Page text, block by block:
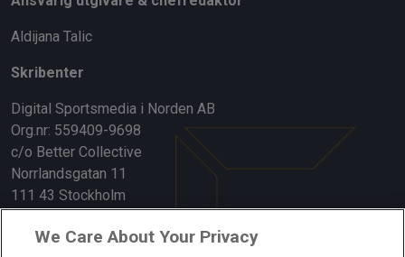
Aldijana Talic
Skribenter
Digital Sportsmedia i Norden AB
Org.nr: 559409-9698
c/o Better Collective
Norrlandsgatan 11
111 43 Stockholm
Länkar
We Care About Your Privacy